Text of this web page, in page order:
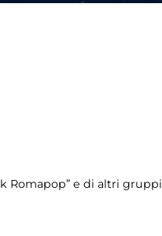
Romapop” e di altri gruppi